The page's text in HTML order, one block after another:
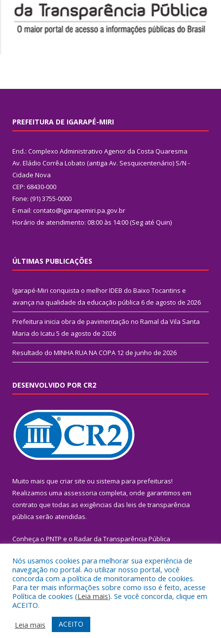
PREFEITURA DE IGARAPÉ-MIRI
End.: Complexo Administrativo Agenor da Costa Quaresma
Av. Eládio Corrêa Lobato (antiga Av. Sesquicentenário) S/N -
Cidade Nova
CEP: 68430-000
Fone: (91) 3755-0000
E-mail: contato@igarapemiri.pa.gov.br
Horário de atendimento: 08:00 às 14:00 (Seg até Quin)
ÚLTIMAS PUBLICAÇÕES
Igarapé-Miri conquista o melhor IDEB do Baixo Tocantins e
avança na qualidade da educação pública 6 de agosto de 2026
Prefeitura inicia obra de pavimentação no Ramal da Vila Santa
Maria do Icatu 5 de agosto de 2026
Resultado do MINHA RUA NA COPA 12 de junho de 2026
DESENVOLVIDO POR CR2
Muito mais que criar site ou sistema para prefeituras!
Realizamos uma assessoria completa, onde garantimos em
contrato que todas as exigências das leis de transparência
pública serão atendidas.
Conheça o PNTP e o Radar da Transparência Pública
Todos os direitos reservados a Prefeitura Municipal de Igarapé-
Miri.
Mapa do Site
Acessar Área Administrativa
Acessar Webmail
Nós usamos cookies para melhorar sua experiência de
navegação no portal. Ao utilizar nosso portal, você
concorda com a política de monitoramento de cookies.
Para ter mais informações sobre como isso é feito, acesse
Política de cookies (Leia mais). Se você concorda, clique em
ACEITO.
Leia mais
ACEITO